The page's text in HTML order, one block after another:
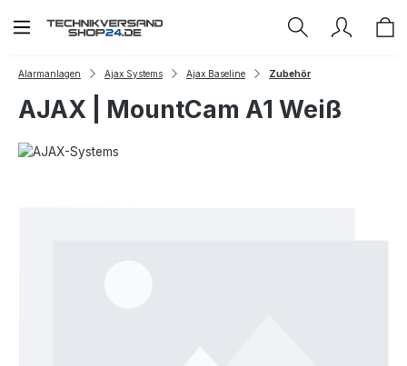
Zum Hauptinhalt springen
Alarmanlagen Ajax Systems Ajax Baseline Zubehör
AJAX | MountCam A1 Weiß